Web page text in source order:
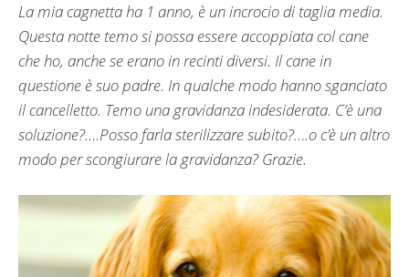
La mia cagnetta ha 1 anno, è un incrocio di taglia media.
Questa notte temo si possa essere accoppiata col cane
che ho, anche se erano in recinti diversi. Il cane in
questione è suo padre. In qualche modo hanno sganciato
il cancelletto. Temo una gravidanza indesiderata. C’è una
soluzione?….Posso farla sterilizzare subito?….o c’è un altro
modo per scongiurare la gravidanza? Grazie.